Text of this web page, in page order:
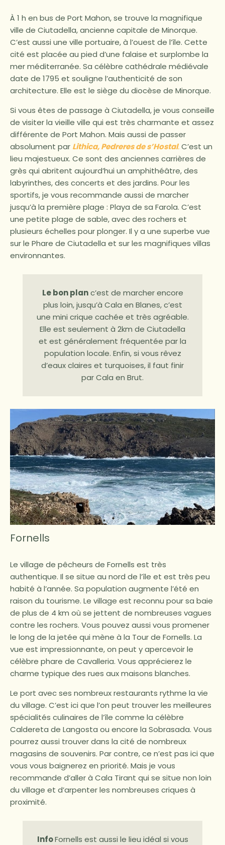
À 1 h en bus de Port Mahon, se trouve la magnifique
ville de Ciutadella, ancienne capitale de Minorque.
C’est aussi une ville portuaire, à l’ouest de l’île. Cette
cité est placée au pied d’une falaise et surplombe la
mer méditerranée. Sa célèbre cathédrale médiévale
date de 1795 et souligne l’authenticité de son
architecture. Elle est le siège du diocèse de Minorque.
Si vous êtes de passage à Ciutadella, je vous conseille
de visiter la vieille ville qui est très charmante et assez
différente de Port Mahon. Mais aussi de passer
absolument par Lithica, Pedreres de s’Hostal.C’est un
lieu majestueux. Ce sont des anciennes carrières de
grès qui abritent aujourd’hui un amphithéâtre, des
labyrinthes, des concerts et des jardins. Pour les
sportifs, je vous recommande aussi de marcher
jusqu’à la première plage : Playa de sa Farola. C’est
une petite plage de sable, avec des rochers et
plusieurs échelles pour plonger. Il y a une superbe vue
sur le Phare de Ciutadella et sur les magnifiques villas
environnantes.
Le bon planc’est de marcher encore
plus loin, jusqu’à Cala en Blanes, c’est
une mini crique cachée et très agréable.
Elle est seulement à 2km de Ciutadella
et est généralement fréquentée par la
population locale. Enfin, si vous rêvez
d’eaux claires et turquoises, il faut finir
par Cala en Brut.
Fornells
Le village de pêcheurs de Fornells est très
authentique. Il se situe au nord de l’île et est très peu
habité à l’année. Sa population augmente l’été en
raison du tourisme. Le village est reconnu pour sa baie
de plus de 4 km où se jettent de nombreuses vagues
contre les rochers. Vous pouvez aussi vous promener
le long de la jetée qui mène à la Tour de Fornells. La
vue est impressionnante, on peut y apercevoir le
célèbre phare de Cavalleria. Vous apprécierez le
charme typique des rues aux maisons blanches.
Le port avec ses nombreux restaurants rythme la vie
du village. C’est ici que l’on peut trouver les meilleures
spécialités culinaires de l’île comme la célèbre
Caldereta de Langosta ou encore la Sobrasada. Vous
pourrez aussi trouver dans la cité de nombreux
magasins de souvenirs. Par contre, ce n’est pas ici que
vous vous baignerez en priorité. Mais je vous
recommande d’aller à Cala Tirant qui se situe non loin
du village et d’arpenter les nombreuses criques à
proximité.
InfoFornells est aussi le lieu idéal si vous